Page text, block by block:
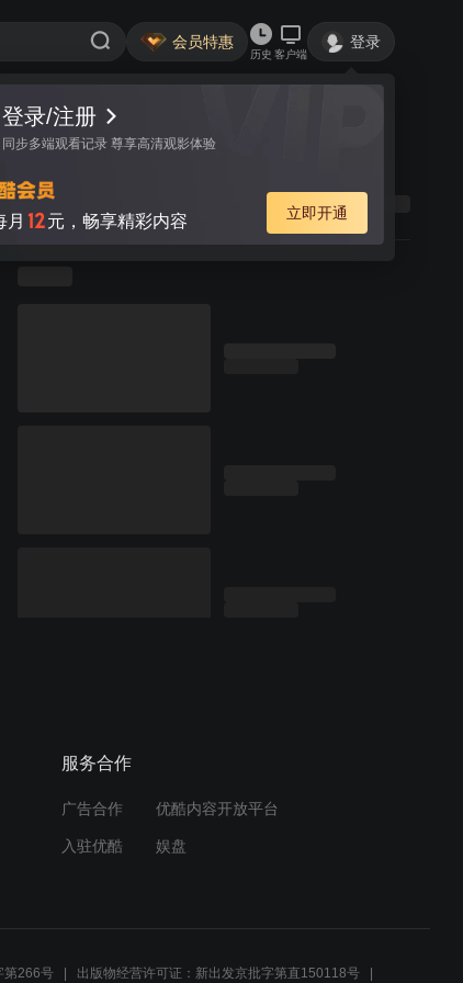
会员特惠
历史 客户端
登录
登录/注册
同步多端观看记录 尊享高清观影体验
月 12元，畅享精彩内容 立即开通
服务合作
广告合作 优酷内容开放平台
入驻优酷 娱盘
第266号 出版物经营许可证：新出发京批字第直150118号